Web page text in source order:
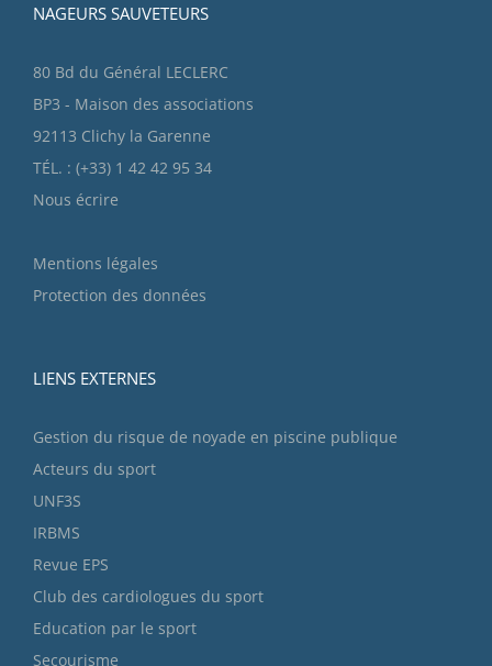
BP3 - Maison des associations
92113 Clichy la Garenne
TÉL. : (+33) 1 42 42 95 34
Nous écrire
Protection des données
Acteurs du sport
UNF3S
IRBMS
Revue EPS
Club des cardiologues du sport
Education par le sport
Secourisme